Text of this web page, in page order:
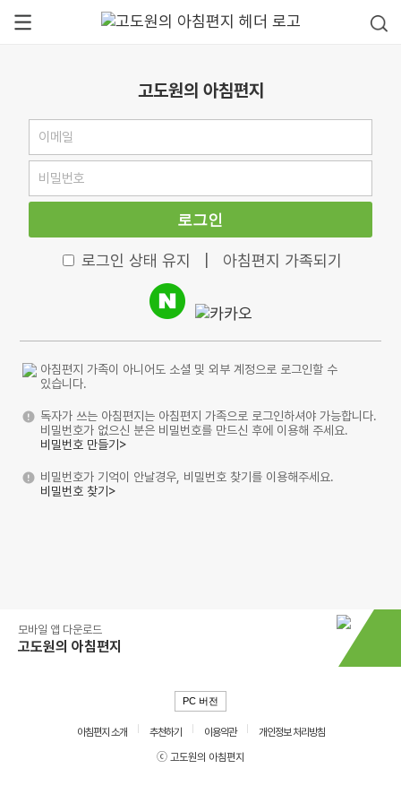
고도원의 아침편지
로그인
로그인 상태 유지 아침편지 가족되기
아침편지 가족이 아니어도 소셜 및 외부 계정으로 로그인할 수
있습니다.
독자가 쓰는 아침편지는 아침편지 가족으로 로그인하셔야 가능합니다.
비밀번호가 없으신 분은 비밀번호를 만드신 후에 이용해 주세요.
비밀번호 만들기>
비밀번호가 기억이 안날경우, 비밀번호 찾기를 이용해주세요.
비밀번호 찾기>
모바일 앱 다운로드
고도원의 아침편지
PC 버전
아침편지 소개 추천하기 이용약관
개인정보 처리방침
ⓒ 고도원의 아침편지